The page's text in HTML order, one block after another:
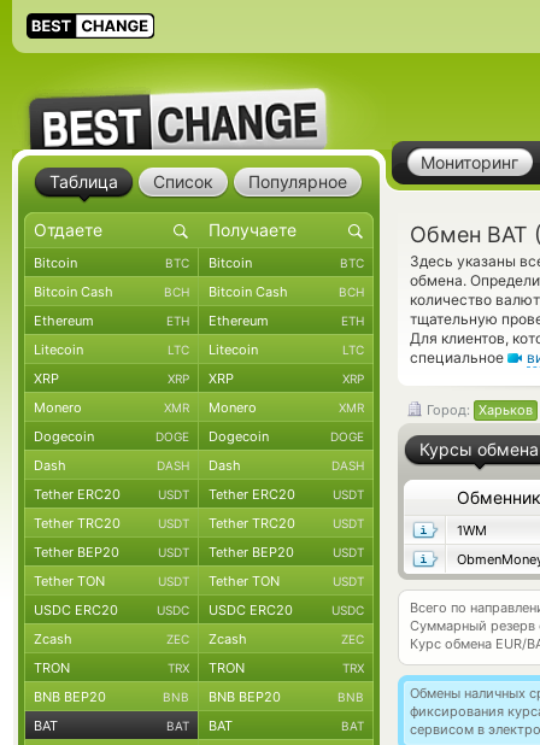
Мониторинг
Обмен BAT
Здесь указаны
обмена.
количество
тщательную
Для клиентов,
специальное
Город: Харьков
Курсы обмена
Обменник
1WM
Всего по
Суммарный резерв
Курс обмена EUR/
Обмены наличных
фиксирования
сервисом в
Таблица Список Популярное
Bitcoin BTC Bitcoin BTC
Bitcoin Cash BCH Bitcoin Cash BCH
Ethereum ETH Ethereum ETH
Litecoin LTC Litecoin LTC
XRP XRP XRP XRP
Monero XMR Monero XMR
Dogecoin DOGE Dogecoin DOGE
Dash DASH Dash DASH
Tether ERC20 USDT Tether ERC20 USDT
Tether TRC20 USDT Tether TRC20 USDT
Tether BEP20 USDT Tether BEP20 USDT
Tether TON USDT Tether TON USDT
USDC ERC20 USDC USDC ERC20 USDC
Zcash ZEC Zcash ZEC
TRON TRX TRON TRX
BNB BEP20 BNB BNB BEP20 BNB
BAT BAT BAT BAT